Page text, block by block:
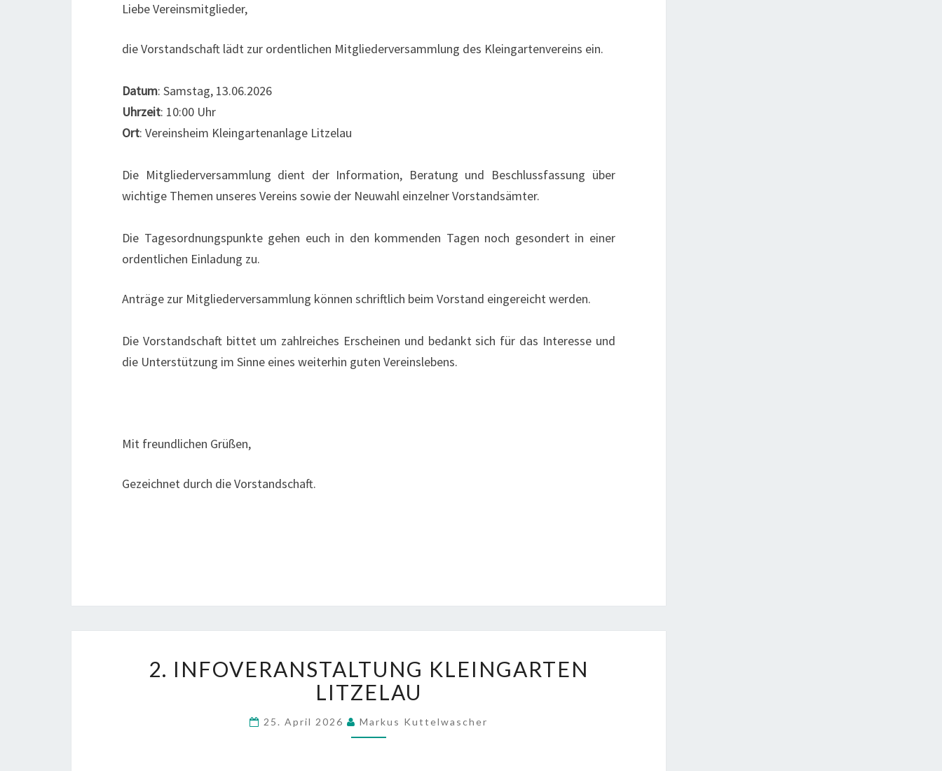
Liebe Vereinsmitglieder,
die Vorstandschaft lädt zur ordentlichen Mitgliederversammlung des Kleingartenvereins ein.
Datum: Samstag, 13.06.2026
Uhrzeit: 10:00 Uhr
Ort: Vereinsheim Kleingartenanlage Litzelau
Die Mitgliederversammlung dient der Information, Beratung und Beschlussfassung über
wichtige Themen unseres Vereins sowie der Neuwahl einzelner Vorstandsämter.
Die Tagesordnungspunkte gehen euch in den kommenden Tagen noch gesondert in einer
ordentlichen Einladung zu.
Anträge zur Mitgliederversammlung können schriftlich beim Vorstand eingereicht werden.
Die Vorstandschaft bittet um zahlreiches Erscheinen und bedankt sich für das Interesse und
die Unterstützung im Sinne eines weiterhin guten Vereinslebens.
Mit freundlichen Grüßen,
Gezeichnet durch die Vorstandschaft.
INFOVERANSTALTUNG
KLEINGARTEN
LITZELAU
2. INFOVERANSTALTUNG KLEINGARTEN
LITZELAU
25. April 2026 Markus Kuttelwascher